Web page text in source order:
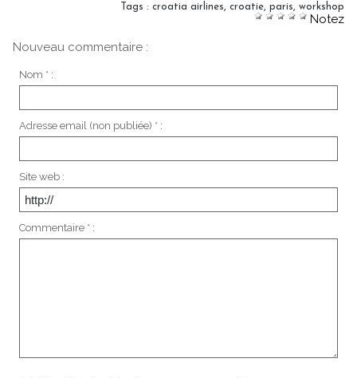
Tags : croatia airlines croatie paris workshop
Notez
Nouveau commentaire :
Nom * :
Adresse email (non publiée) * :
Site web :
Commentaire * :